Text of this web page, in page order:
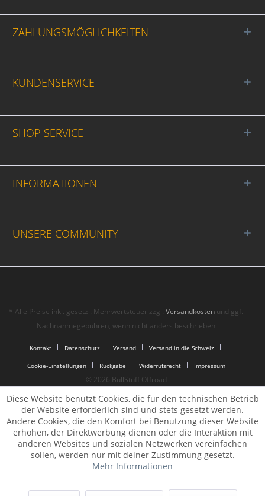
ZAHLUNGSMÖGLICHKEITEN
KUNDENSERVICE
SHOP SERVICE
INFORMATIONEN
UNSERE COMMUNITY
* Alle Preise inkl. gesetzl. Mehrwertsteuer zzgl.Versandkosten und ggf.
Nachnahmegebühren, wenn nicht anders beschrieben
Kontakt Datenschutz Versand Versand in die Schweiz
Cookie-Einstellungen Rückgabe Widerrufsrecht Impressum
© 2026 BullStuff Offroad
Diese Website benutzt Cookies, die für den technischen Betrieb
der Website erforderlich sind und stets gesetzt werden.
Andere Cookies, die den Komfort bei Benutzung dieser Website
erhöhen, der Direktwerbung dienen oder die Interaktion mit
anderen Websites und sozialen Netzwerken vereinfachen
sollen, werden nur mit deiner Zustimmung gesetzt.
Mehr Informationen